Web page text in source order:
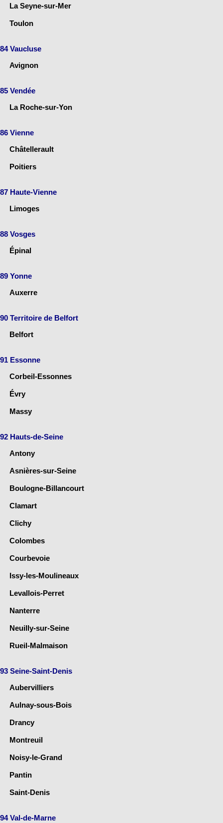
La Seyne-sur-Mer
Toulon
84 Vaucluse
Avignon
85 Vendée
La Roche-sur-Yon
86 Vienne
Châtellerault
Poitiers
87 Haute-Vienne
Limoges
88 Vosges
Épinal
89 Yonne
Auxerre
90 Territoire de Belfort
Belfort
91 Essonne
Corbeil-Essonnes
Évry
Massy
92 Hauts-de-Seine
Antony
Asnières-sur-Seine
Boulogne-Billancourt
Clamart
Clichy
Colombes
Courbevoie
Issy-les-Moulineaux
Levallois-Perret
Nanterre
Neuilly-sur-Seine
Rueil-Malmaison
93 Seine-Saint-Denis
Aubervilliers
Aulnay-sous-Bois
Drancy
Montreuil
Noisy-le-Grand
Pantin
Saint-Denis
94 Val-de-Marne